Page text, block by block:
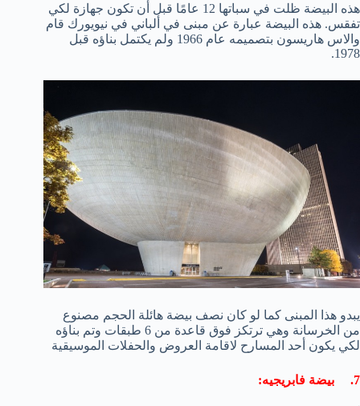
هذه البيضة ظلت في سباتها 12 عامًا قبل أن تكون جهازة لكي
تفقس. هذه البيضة عبارة عن مبنى في ألباني في نيويورك قام
والاس هاريسون بتصميمه عام 1966 ولم يكتمل بناؤه قبل
1978.
يبدو هذا المبنى كما لو كان نصف بيضة هائلة الحجم مصنوع
من الخرسانة وهي ترتكز فوق قاعدة من 6 طبقات وتم بناؤه
لكي يكون أحد المسارح لاقامة العروض والحفلات الموسيقية
7. بيضة فابريجيه: